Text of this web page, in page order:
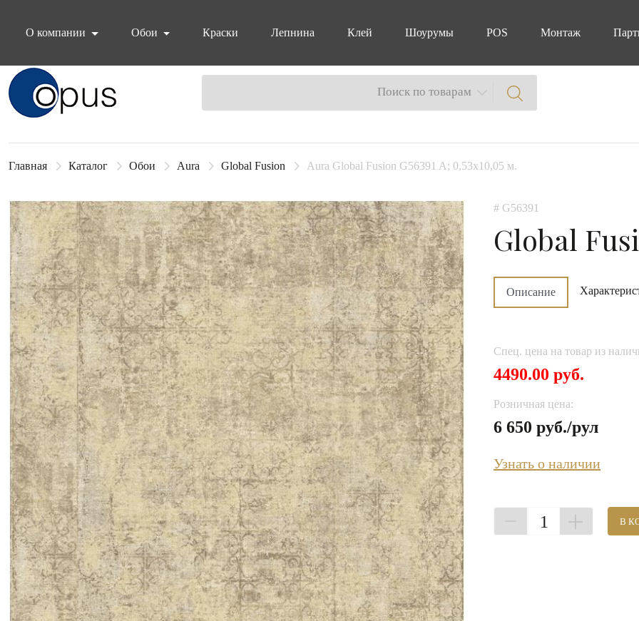
О компании
Обои Краски Лепнина Клей Шоурумы POS Монтаж
Блок поиска Поиск по товарам
Главная Каталог Обои Aura Global Fusion Aura Global Fusion G56391 A; 0,53х10,05 м.
# G56391
Global
Описание
Спец. цена на товар из
4490.00 руб.
Розничная цена:
6 650 руб./рул
Узнать о наличии
1 В